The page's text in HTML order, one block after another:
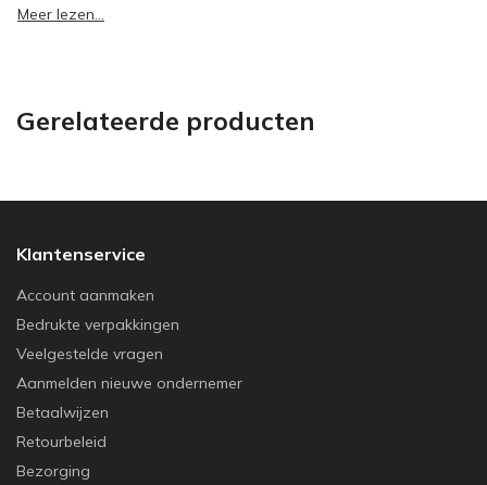
Meer lezen...
Gerelateerde producten
Klantenservice
Account aanmaken
Bedrukte verpakkingen
Veelgestelde vragen
Aanmelden nieuwe ondernemer
Betaalwijzen
Retourbeleid
Bezorging